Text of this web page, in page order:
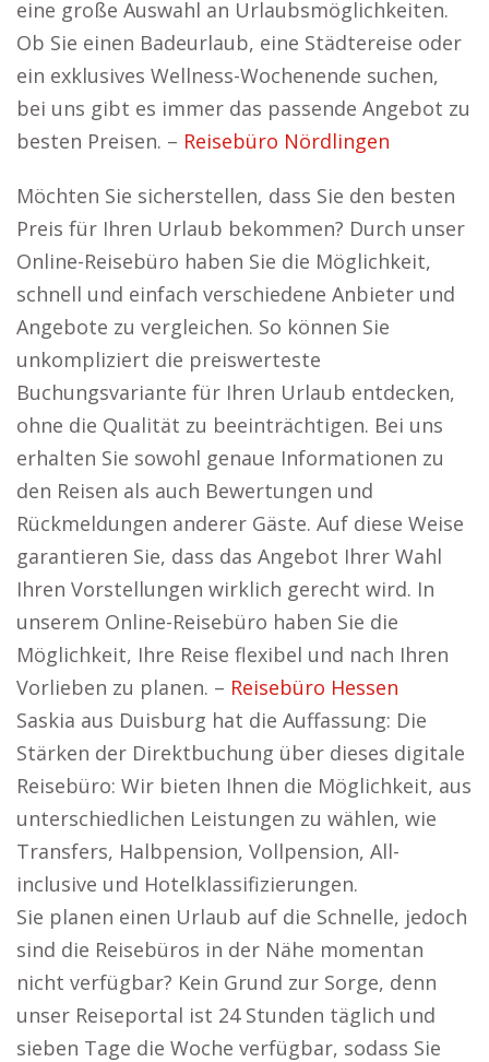
eine große Auswahl an Urlaubsmöglichkeiten.
Ob Sie einen Badeurlaub, eine Städtereise oder
ein exklusives Wellness-Wochenende suchen,
bei uns gibt es immer das passende Angebot zu
besten Preisen. – Reisebüro Nördlingen
Möchten Sie sicherstellen, dass Sie den besten
Preis für Ihren Urlaub bekommen? Durch unser
Online-Reisebüro haben Sie die Möglichkeit,
schnell und einfach verschiedene Anbieter und
Angebote zu vergleichen. So können Sie
unkompliziert die preiswerteste
Buchungsvariante für Ihren Urlaub entdecken,
ohne die Qualität zu beeinträchtigen. Bei uns
erhalten Sie sowohl genaue Informationen zu
den Reisen als auch Bewertungen und
Rückmeldungen anderer Gäste. Auf diese Weise
garantieren Sie, dass das Angebot Ihrer Wahl
Ihren Vorstellungen wirklich gerecht wird. In
unserem Online-Reisebüro haben Sie die
Möglichkeit, Ihre Reise flexibel und nach Ihren
Vorlieben zu planen. – Reisebüro Hessen
Saskia aus Duisburg hat die Auffassung: Die
Stärken der Direktbuchung über dieses digitale
Reisebüro: Wir bieten Ihnen die Möglichkeit, aus
unterschiedlichen Leistungen zu wählen, wie
Transfers, Halbpension, Vollpension, All-
inclusive und Hotelklassifizierungen.
Sie planen einen Urlaub auf die Schnelle, jedoch
sind die Reisebüros in der Nähe momentan
nicht verfügbar? Kein Grund zur Sorge, denn
unser Reiseportal ist 24 Stunden täglich und
sieben Tage die Woche verfügbar, sodass Sie